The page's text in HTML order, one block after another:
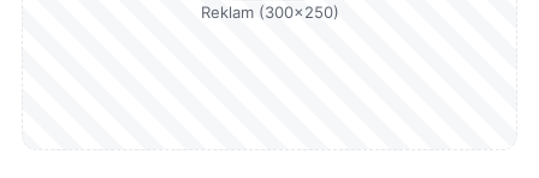
Reklam (300×250)